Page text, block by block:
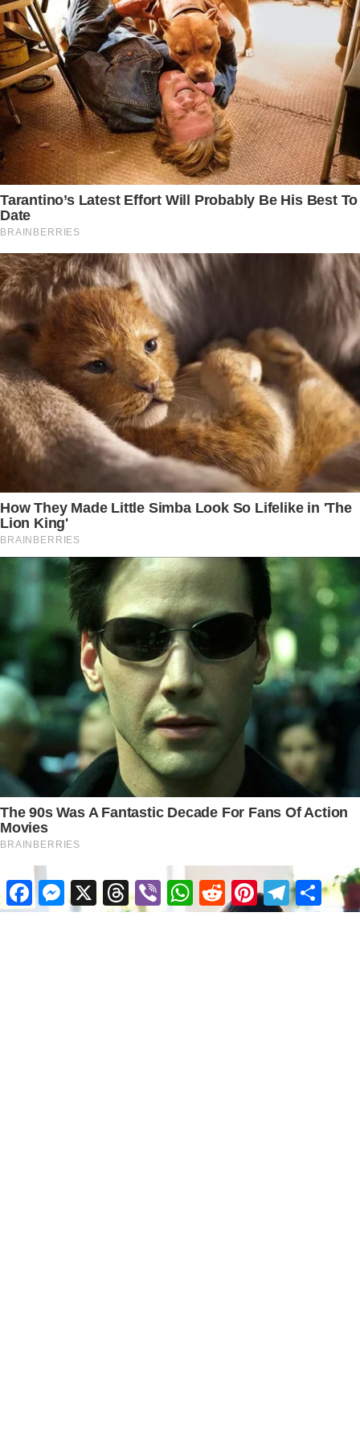
FacebookMessenger
X ThreadsViber WhatsApp
RedditPinterestTelegram
Share